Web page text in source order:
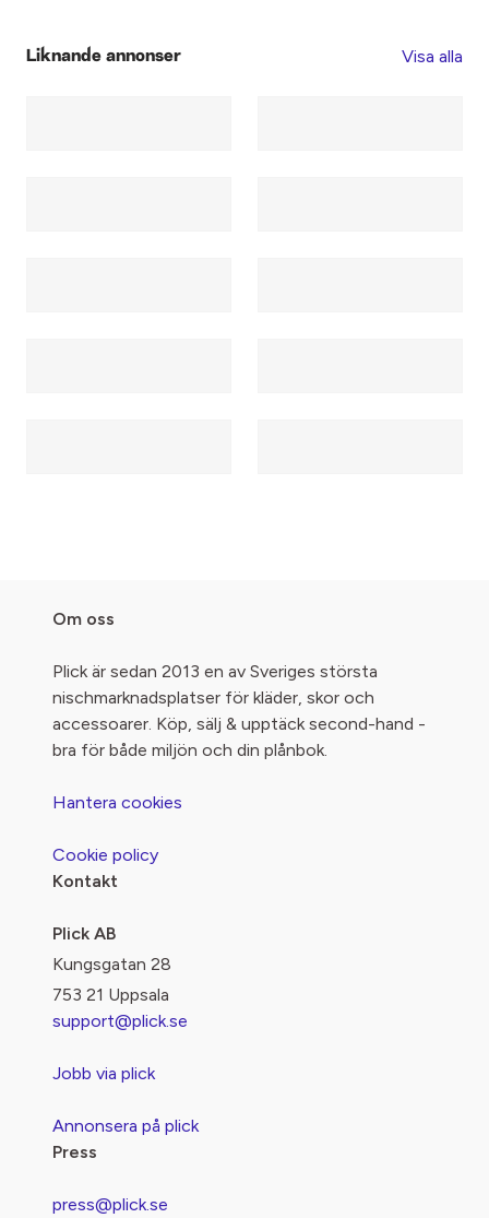
Liknande annonser Visa alla
Om oss
Plick är sedan 2013 en av Sveriges största
nischmarknadsplatser för kläder, skor och
accessoarer. Köp, sälj & upptäck second-hand -
bra för både miljön och din plånbok.
Hantera cookies
Cookie policy
Kontakt
Plick AB
Kungsgatan 28
753 21 Uppsala
support@plick.se
Jobb via plick
Annonsera på plick
Press
press@plick.se